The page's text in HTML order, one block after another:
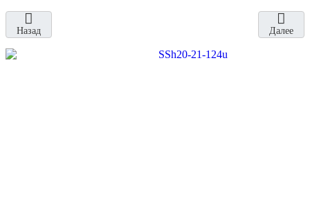
Назад Далее